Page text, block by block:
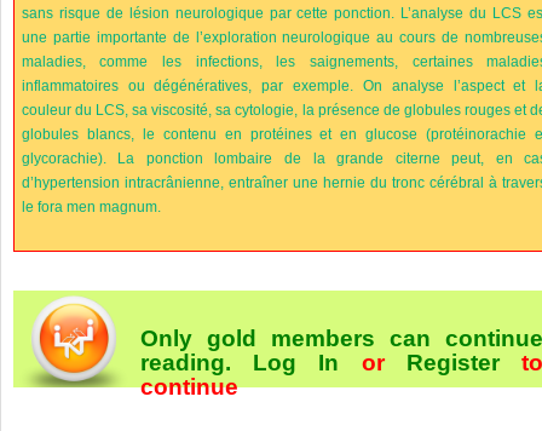
sans risque de lésion neurologique par cette ponction. L’analyse du LCS
une partie importante de l’exploration neurologique au cours de
maladies, comme les infections, les saignements, certaines
inflammatoires ou dégénératives, par exemple. On analyse l’aspect et
couleur du LCS, sa viscosité, sa cytologie, la présence de globules rouges et
globules blancs, le contenu en protéines et en glucose (protéinorachie
glycorachie). La ponction lombaire de la grande citerne peut, en
d’hypertension intracrânienne, entraîner une hernie du tronc cérébral à
le fora men magnum.
Only gold members can continue
reading. Log In orRegister
continue